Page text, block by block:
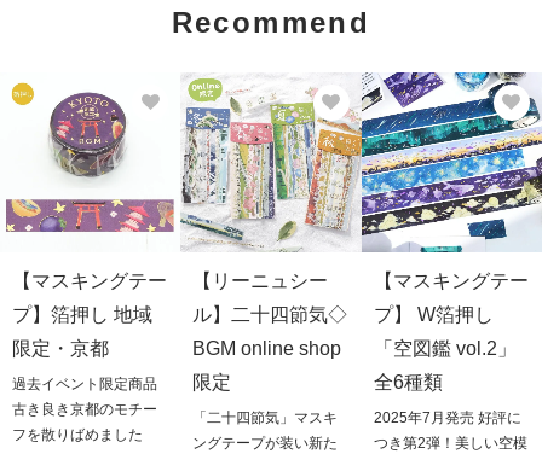
Recommend
【マスキングテー
プ】箔押し 地域
限定・京都
過去イベント限定商品
古き良き京都のモチー
フを散りばめました
【リーニュシー
ル】二十四節気◇
BGM online shop
限定
「二十四節気」マスキ
ングテープが装い新た
【マスキングテー
プ】 W箔押し
「空図鑑 vol.2」
全6種類
2025年7月発売 好評に
つき第2弾！美しい空模